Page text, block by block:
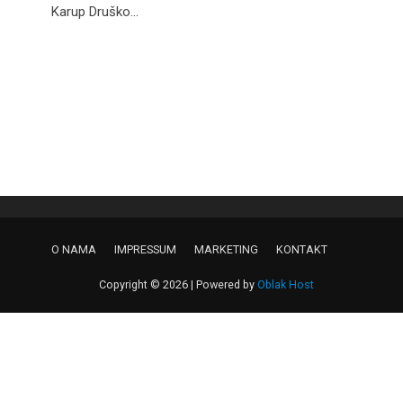
Karup Druško...
O NAMA IMPRESSUM MARKETING KONTAKT
Copyright © 2026 | Powered by Oblak Host